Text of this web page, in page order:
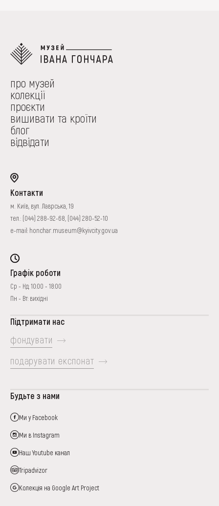
про музей
колекції
проєкти
вишивати та кроїти
блог
відвідати
Контакти
м. Київ, вул. Лаврська, 19
тел.: (044) 288-92-68 (044) 280-52-10
e-mail: honchar.museum@kyivcity.gov.ua
Графік роботи
Ср - Нд: 10:00 - 18:00
Пн - Вт: вихідні
Підтримати нас
фондувати
подарувати експонат
Будьте з нами
Ми у Facebook
Ми в Instagram
Наш Youtube канал
Tripadvizor
Колекція на Google Art Project